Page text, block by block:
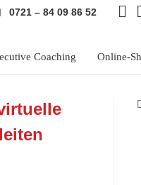
0721 – 84 09 86 52
Coaching Online-